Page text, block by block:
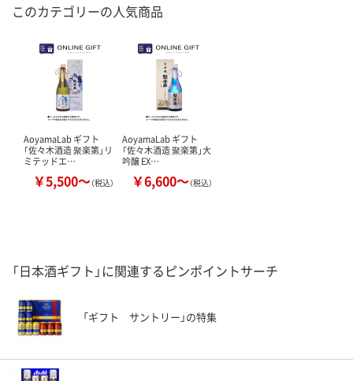
このカテゴリーの人気商品
AoyamaLab ギフト
「佐々木酒造 聚楽第」リ
ミテッドエ…
￥5,500～（税込）
AoyamaLab ギフト
「佐々木酒造 聚楽第」大
吟醸 EX…
￥6,600～（税込）
「日本酒ギフト」に関連するピンポイントサーチ
「ギフト サントリー」の特集